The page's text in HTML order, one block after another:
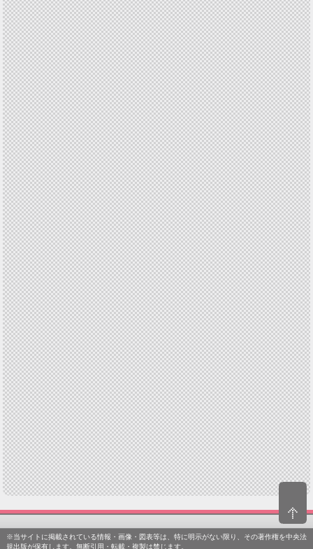
※当サイトに掲載されている情報・画像・図表等は、特に明示がない限り、その著作権を中央法
規出版が保有します。無断引用・転載・複製は禁じます。